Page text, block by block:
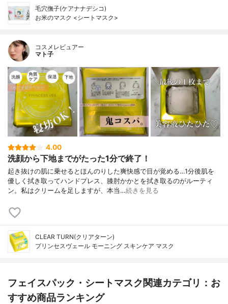
毛穴撫子(ケアナナデシコ)
お米のマスク <シートマスク>
コスメレビュアー
マト子
4.00
洗顔から下地までがたった1分で終了！
起き抜けの肌に乗せるとほんのりした爽快感で目が覚める…1分後肌を
優しく拭き取ってハンドプレス、膝肘かかとを拭き取るのがルーティ
ン。私はクリームを足しますが、本当…続きを見る
CLEAR TURN(クリアターン)
プリンセスヴェール モーニング スキンケア マスク
フェイスパック・シートマスク関連カテゴリ：お
すすめ商品ランキング